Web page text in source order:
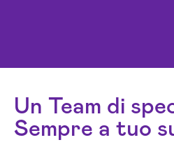
Un Team di
Sempre a tuo